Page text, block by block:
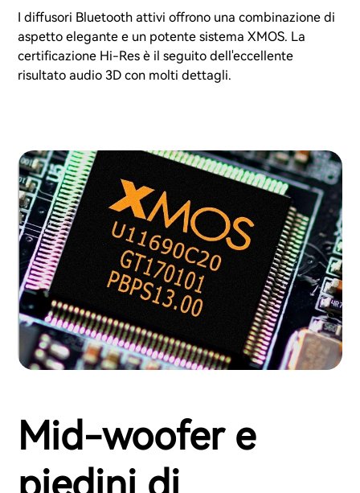
I diffusori Bluetooth attivi offrono una combinazione di
aspetto elegante e un potente sistema XMOS. La
certificazione Hi-Res è il seguito dell'eccellente
risultato audio 3D con molti dettagli.
Mid-woofer e